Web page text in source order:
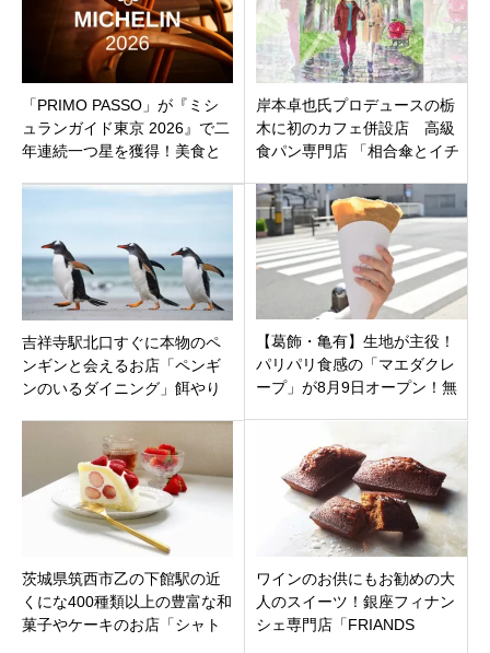
「PRIMO PASSO」が『ミシ
ュランガイド東京 2026』で二
年連続一つ星を獲得！美食と
岸本卓也氏プロデュースの栃
木に初のカフェ併設店 高級
食パン専門店 「相合傘とイチ
吉祥寺駅北口すぐに本物のペ
ンギンと会えるお店「ペンギ
ンのいるダイニング」餌やり
【葛飾・亀有】生地が主役！
パリパリ食感の「マエダクレ
ープ」が8月9日オープン！無
茨城県筑西市乙の下館駅の近
くにな400種類以上の豊富な和
菓子やケーキのお店「シャト
ワインのお供にもお勧めの大
人のスイーツ！銀座フィナン
シェ専門店「FRIANDS